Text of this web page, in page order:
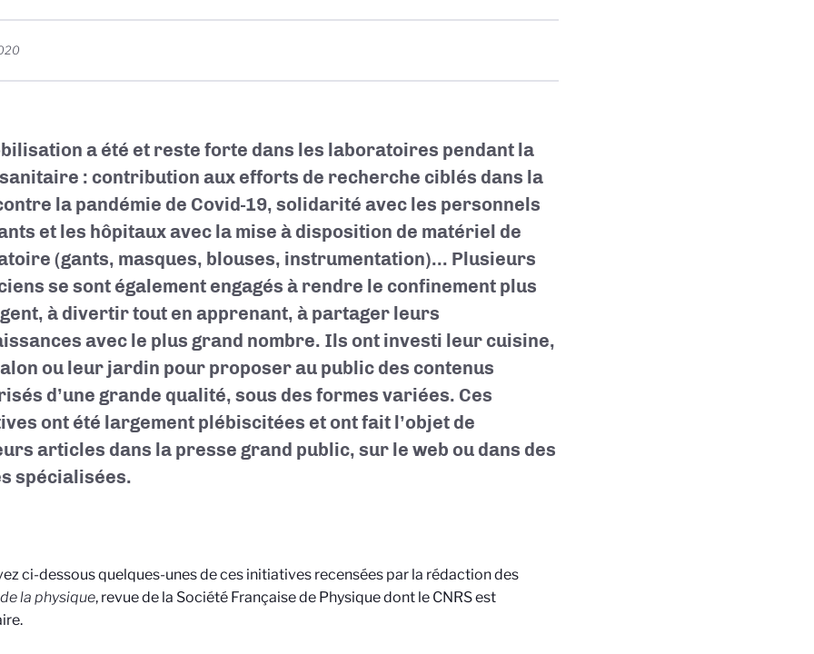
a été et reste forte dans les laboratoires pendant la
: contribution aux efforts de recherche ciblés dans la
la pandémie de Covid-19, solidarité avec les personnels
et les hôpitaux avec la mise à disposition de matériel de
(gants, masques, blouses, instrumentation)... Plusieurs
se sont également engagés à rendre le confinement plus
à divertir tout en apprenant, à partager leurs
avec le plus grand nombre. Ils ont investi leur cuisine,
ou leur jardin pour proposer au public des contenus
d’une grande qualité, sous des formes variées. Ces
ont été largement plébiscitées et ont fait l’objet de
articles dans la presse grand public, sur le web ou dans des
spécialisées.
ci-dessous quelques-unes de ces initiatives recensées par la rédaction des
la physique, revue de la Société Française de Physiquedont le CNRS est